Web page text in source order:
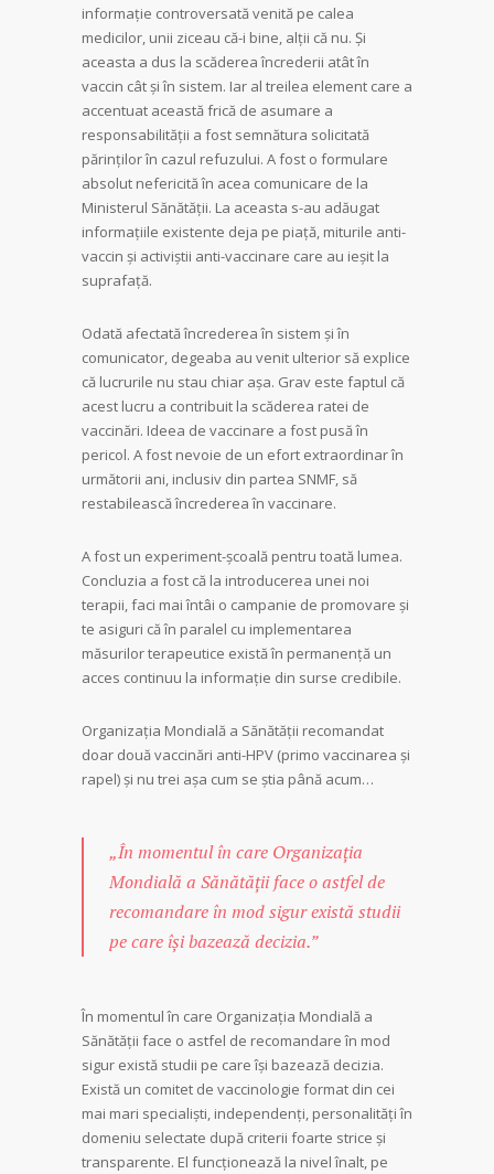
informaţie controversată venită pe calea
medicilor, unii ziceau că-i bine, alţii că nu. Şi
aceasta a dus la scăderea încrederii atât în
vaccin cât şi în sistem. Iar al treilea element care a
accentuat această frică de asumare a
responsabilităţii a fost semnătura solicitată
părinţilor în cazul refuzului. A fost o formulare
absolut nefericită în acea comunicare de la
Ministerul Sănătăţii. La aceasta s-au adăugat
informaţiile existente deja pe piaţă, miturile anti-
vaccin şi activiştii anti-vaccinare care au ieşit la
suprafaţă.
Odată afectată încrederea în sistem şi în
comunicator, degeaba au venit ulterior să explice
că lucrurile nu stau chiar aşa. Grav este faptul că
acest lucru a contribuit la scăde­rea ratei de
vaccinări. Ideea de vac­ci­nare a fost pusă în
pericol. A fost nevoie de un efort extraordinar în
ur­mătorii ani, inclusiv din partea SNMF, să
restabilească încrederea în vaccinare.
A fost un experiment-şcoală pentru toată lumea.
Concluzia a fost că la introducerea unei noi
terapii, faci mai întâi o campanie de promovare şi
te asiguri că în paralel cu implementarea
măsurilor terapeutice există în permanenţă un
acces continuu la informaţie din sur­se credibile.
Organizaţia Mondială a Sănătăţii recomandat
doar două vaccinări anti-HPV (primo vaccinarea şi
rapel) şi nu trei aşa cum se ştia până acum…
„În momentul în care Organizaţia
Mondială a Sănătăţii face o astfel de
recomandare în mod sigur există studii
pe care îşi bazează decizia.”
În momentul în care Organizaţia Mondială a
Sănătăţii face o astfel de recomandare în mod
sigur există studii pe care îşi bazează decizia.
Există un comitet de vaccinologie format din cei
mai mari specialişti, independenţi, personalităţi în
domeniu selectate după criterii foarte strice şi
transparente. El funcţionează la nivel înalt, pe